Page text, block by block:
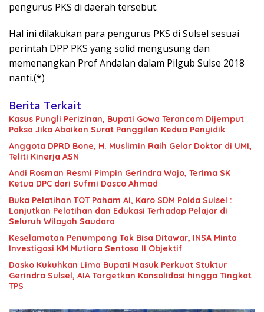
pengurus PKS di daerah tersebut.
Hal ini dilakukan para pengurus PKS di Sulsel sesuai
perintah DPP PKS yang solid mengusung dan
memenangkan Prof Andalan dalam Pilgub Sulse 2018
nanti.(*)
Berita Terkait
Kasus Pungli Perizinan, Bupati Gowa Terancam Dijemput
Paksa Jika Abaikan Surat Panggilan Kedua Penyidik
Anggota DPRD Bone, H. Muslimin Raih Gelar Doktor di UMI,
Teliti Kinerja ASN
Andi Rosman Resmi Pimpin Gerindra Wajo, Terima SK
Ketua DPC dari Sufmi Dasco Ahmad
Buka Pelatihan TOT Paham AI, Karo SDM Polda Sulsel :
Lanjutkan Pelatihan dan Edukasi Terhadap Pelajar di
Seluruh Wilayah Saudara
Keselamatan Penumpang Tak Bisa Ditawar, INSA Minta
Investigasi KM Mutiara Sentosa II Objektif
Dasko Kukuhkan Lima Bupati Masuk Perkuat Stuktur
Gerindra Sulsel, AIA Targetkan Konsolidasi hingga Tingkat
TPS